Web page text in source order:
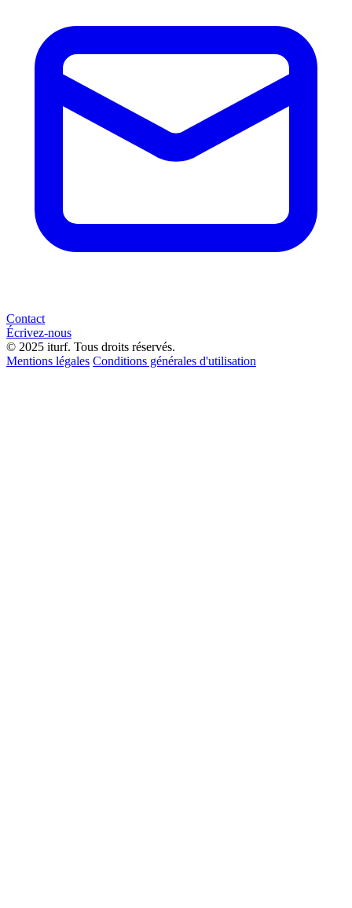
Contact
Écrivez-nous
© 2025 iturf. Tous droits réservés.
Mentions légales Conditions générales d'utilisation